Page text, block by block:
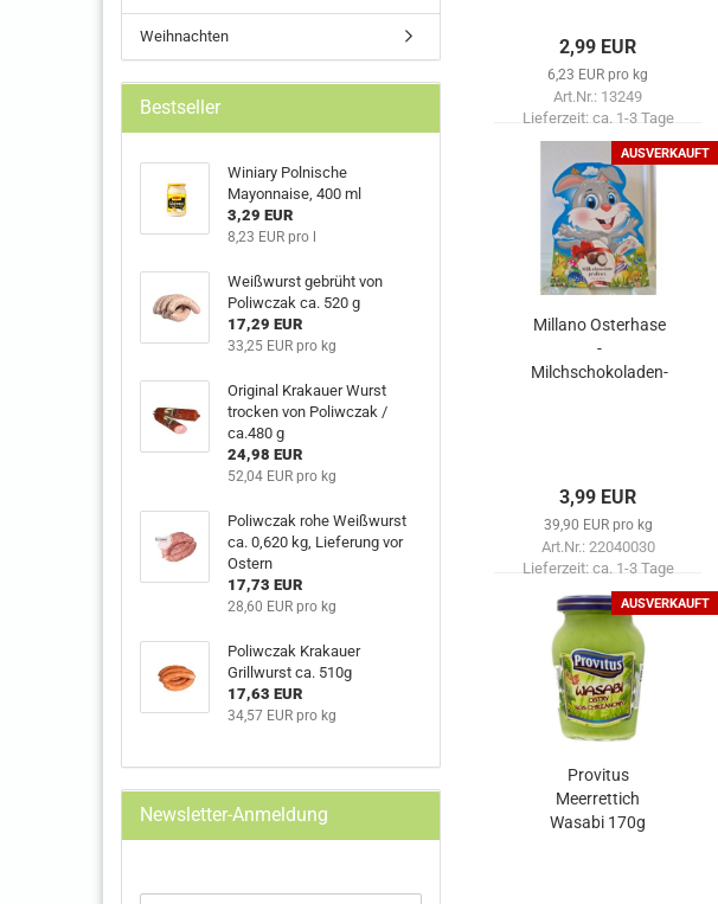
2,99 EUR
6,23 EUR pro kg
Art.Nr.: 13249
Lieferzeit: ca. 1-3 Tage
AUSVERKAUFT
Millano Osterhase
-
Milchschokoladen-
3,99 EUR
39,90 EUR pro kg
Art.Nr.: 22040030
Lieferzeit: ca. 1-3 Tage
AUSVERKAUFT
Provitus
Meerrettich
Wasabi 170g
Weihnachten
Bestseller
Winiary Polnische
Mayonnaise, 400 ml
3,29 EUR
8,23 EUR pro l
Weißwurst gebrüht von
Poliwczak ca. 520 g
17,29 EUR
33,25 EUR pro kg
Original Krakauer Wurst
trocken von Poliwczak /
ca.480 g
24,98 EUR
52,04 EUR pro kg
Poliwczak rohe Weißwurst
ca. 0,620 kg, Lieferung vor
Ostern
17,73 EUR
28,60 EUR pro kg
Poliwczak Krakauer
Grillwurst ca. 510g
17,63 EUR
34,57 EUR pro kg
Newsletter-Anmeldung